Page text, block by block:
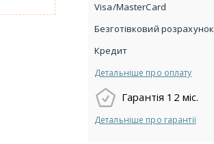
Visa/MasterCard
Безготівковий розрахунок
Кредит
Детальніше про оплату
Гарантія 12 міс.
Детальніше про гарантії